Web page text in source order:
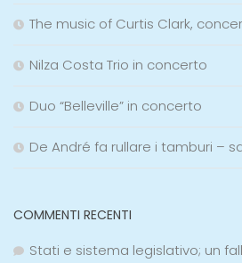
The music of Curtis Clark,
Nilza Costa Trio in concerto
Duo “Belleville” in concerto
De André fa rullare i tamburi –
COMMENTI RECENTI
Stati e sistema legislativo; un